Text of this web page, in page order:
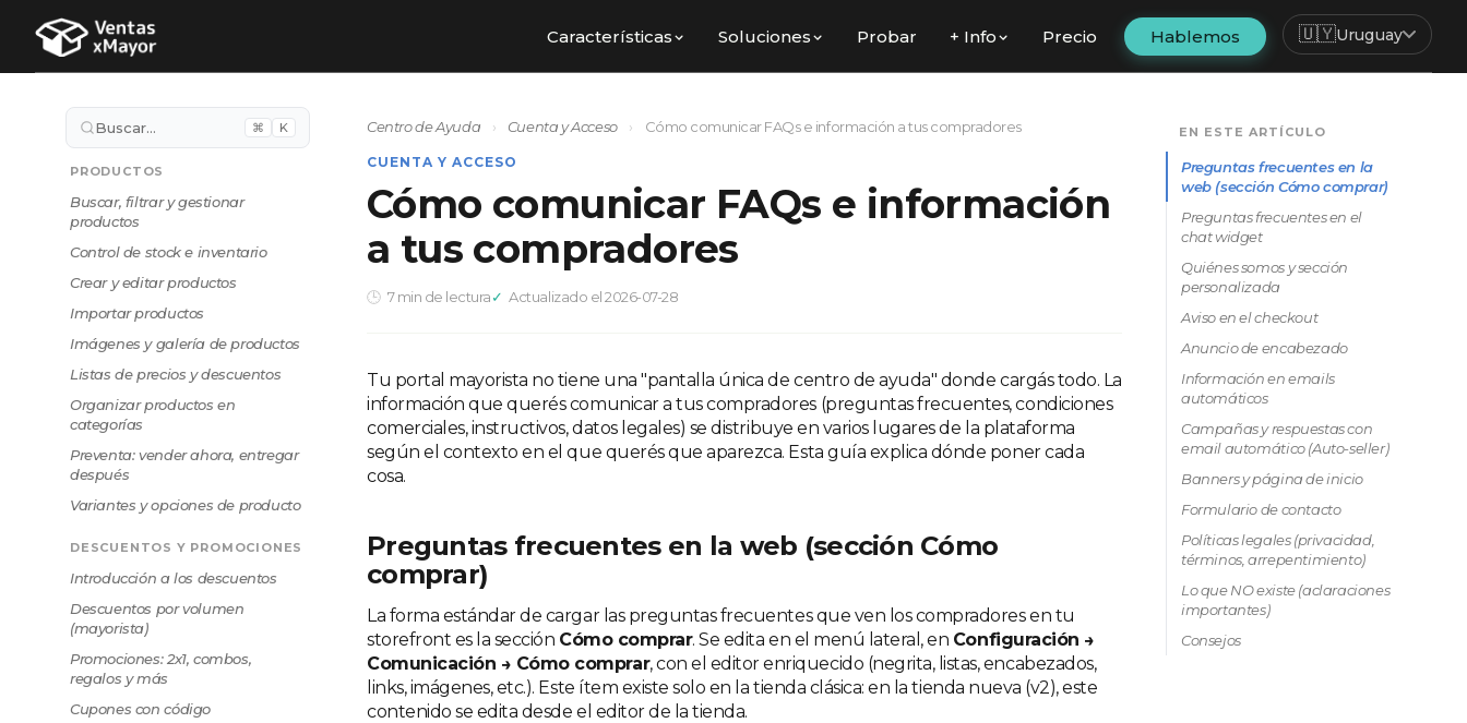
Características Soluciones Probar + Info Precio Hablemos 🇺🇾Uruguay
Buscar… ⌘ K
PRODUCTOS
Buscar, filtrar y gestionar
productos
Control de stock e inventario
Crear y editar productos
Importar productos
Imágenes y galería de productos
Listas de precios y descuentos
Organizar productos en
categorías
Preventa: vender ahora, entregar
después
Variantes y opciones de producto
DESCUENTOS Y PROMOCIONES
Introducción a los descuentos
Descuentos por volumen
(mayorista)
Promociones: 2x1, combos,
regalos y más
Cupones con código
Centro de Ayuda › Cuenta y Acceso › Cómo comunicar FAQs e información a tus compradores
CUENTA Y ACCESO
Cómo comunicar FAQs e información
a tus compradores
7 min de lectura Actualizado el 2026-07-28
Tu portal mayorista no tiene una "pantalla única de centro de ayuda" donde cargás todo. La
información que querés comunicar a tus compradores (preguntas frecuentes, condiciones
comerciales, instructivos, datos legales) se distribuye en varios lugares de la plataforma
según el contexto en el que querés que aparezca. Esta guía explica dónde poner cada
cosa.
Preguntas frecuentes en la web (sección Cómo
comprar)
La forma estándar de cargar las preguntas frecuentes que ven los compradores en tu
storefront es la sección Cómo comprar. Se edita en el menú lateral, en Configuración →
Comunicación → Cómo comprar, con el editor enriquecido (negrita, listas, encabezados,
links, imágenes, etc.). Este ítem existe solo en la tienda clásica: en la tienda nueva (v2), este
contenido se edita desde el editor de la tienda.
EN ESTE ARTÍCULO
Preguntas frecuentes en la
web (sección Cómo comprar)
Preguntas frecuentes en el
chat widget
Quiénes somos y sección
personalizada
Aviso en el checkout
Anuncio de encabezado
Información en emails
automáticos
Campañas y respuestas con
email automático (Auto-seller)
Banners y página de inicio
Formulario de contacto
Políticas legales (privacidad,
términos, arrepentimiento)
Lo que NO existe (aclaraciones
importantes)
Consejos